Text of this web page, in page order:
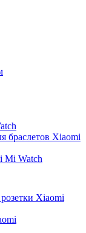
браслетов Xiaomi
Mi Watch
Xiaomi